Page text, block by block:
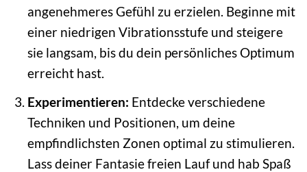
angenehmeres Gefühl zu erzielen. Beginne mit
einer niedrigen Vibrationsstufe und steigere
sie langsam, bis du dein persönliches Optimum
erreicht hast.
Experimentieren: Entdecke verschiedene
Techniken und Positionen, um deine
empfindlichsten Zonen optimal zu stimulieren.
Lass deiner Fantasie freien Lauf und hab Spaß